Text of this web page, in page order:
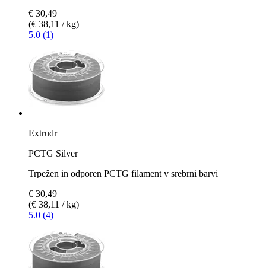
€ 30,49
(€ 38,11 / kg)
5.0 (1)
Extrudr
PCTG Silver
Trpežen in odporen PCTG filament v srebrni barvi
€ 30,49
(€ 38,11 / kg)
5.0 (4)